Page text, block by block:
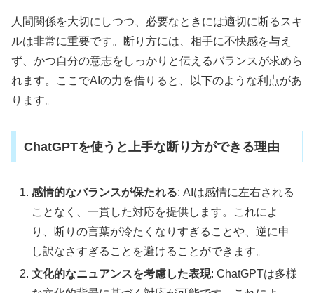
人間関係を大切にしつつ、必要なときには適切に断るスキ
ルは非常に重要です。断り方には、相手に不快感を与え
ず、かつ自分の意志をしっかりと伝えるバランスが求めら
れます。ここでAIの力を借りると、以下のような利点があ
ります。
ChatGPTを使うと上手な断り方ができる理由
感情的なバランスが保たれる: AIは感情に左右される
ことなく、一貫した対応を提供します。これによ
り、断りの言葉が冷たくなりすぎることや、逆に申
し訳なさすぎることを避けることができます。
文化的なニュアンスを考慮した表現: ChatGPTは多様